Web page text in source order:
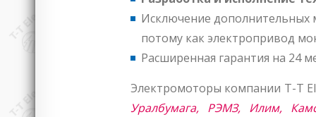
Исключение дополнительных
потому как электропривод
Расширенная гарантия на 24
Электромоторы компании T-T
Уралбумага, РЭМЗ, Илим,